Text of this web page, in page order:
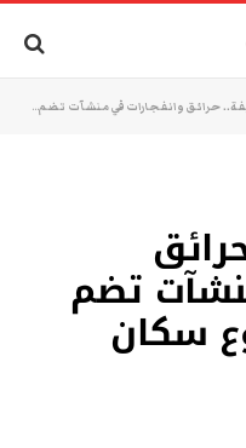
وانفجارات في منشآت تضم موادًا خطيرة تروع سكان حيفا
تضم
سكان